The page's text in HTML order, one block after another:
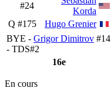
#24
Korda
Q #175 Hugo Grenier
BYE - Grigor Dimitrov #14
- TDS#2
16e
En cours